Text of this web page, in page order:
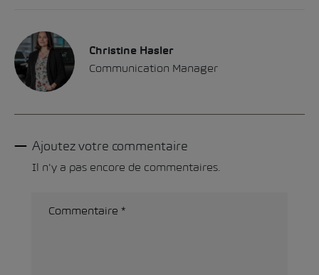
Christine Hasler
Communication Manager
Ajoutez votre commentaire
Il n'y a pas encore de commentaires.